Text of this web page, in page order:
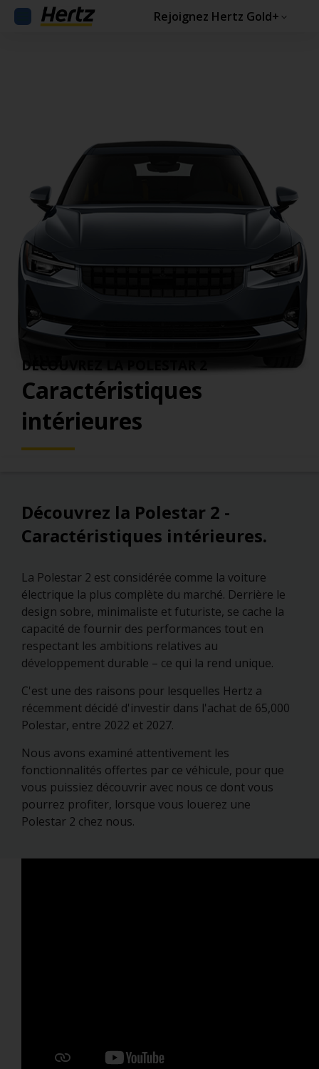
Rejoignez Hertz Gold+
DÉCOUVREZ LA POLESTAR 2
Caractéristiques
intérieures
Découvrez la Polestar 2 -
Caractéristiques intérieures.
La Polestar 2 est considérée comme la voiture
électrique la plus complète du marché. Derrière le
design sobre, minimaliste et futuriste, se cache la
capacité de fournir des performances tout en
respectant les ambitions relatives au
développement durable – ce qui la rend unique.
C'est une des raisons pour lesquelles Hertz a
récemment décidé d'investir dans l'achat de 65,000
Polestar, entre 2022 et 2027.
Nous avons examiné attentivement les
fonctionnalités offertes par ce véhicule, pour que
vous puissiez découvrir avec nous ce dont vous
pourrez profiter, lorsque vous louerez une
Polestar 2 chez nous.